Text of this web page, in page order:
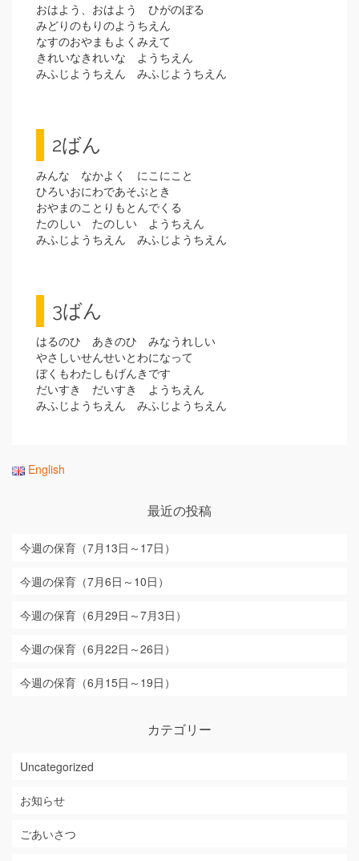
おはよう、おはよう ひがのぼる
みどりのもりのようちえん
なすのおやまもよくみえて
きれいなきれいな ようちえん
みふじようちえん みふじようちえん
2ばん
みんな なかよく にこにこと
ひろいおにわであそぶとき
おやまのことりもとんでくる
たのしい たのしい ようちえん
みふじようちえん みふじようちえん
3ばん
はるのひ あきのひ みなうれしい
やさしいせんせいとわになって
ぼくもわたしもげんきです
だいすき だいすき ようちえん
みふじようちえん みふじようちえん
English
最近の投稿
今週の保育（7月13日～17日）
今週の保育（7月6日～10日）
今週の保育（6月29日～7月3日）
今週の保育（6月22日～26日）
今週の保育（6月15日～19日）
カテゴリー
Uncategorized
お知らせ
ごあいさつ